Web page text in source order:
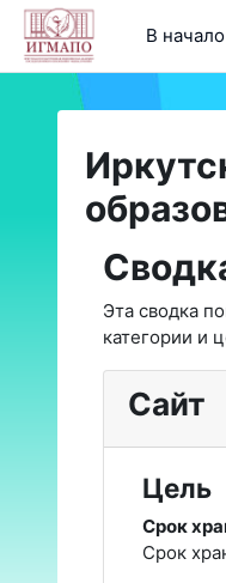
Перейти к основному
В начало
Эта сводка
категории и
Сайт
Цель
Срок
Срок